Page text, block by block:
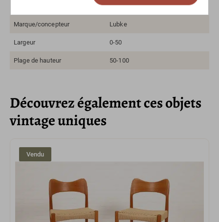
Design scandinave, Vintage
Marque/concepteur Lubke
Largeur 0-50
Plage de hauteur 50-100
Découvrez également ces objets
vintage uniques
Vendu